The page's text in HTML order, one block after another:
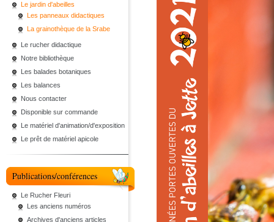
Le jardin d'abeilles
Les panneaux didactiques
La grainothèque de la Srabe
Le rucher didactique
Notre bibliothèque
Les balades botaniques
Les balances
Nous contacter
Disponible sur commande
Le matériel d'animation/d'exposition
Le prêt de matériel apicole
Publications/conférences
Le Rucher Fleuri
Les anciens numéros
Archives d'anciens articles